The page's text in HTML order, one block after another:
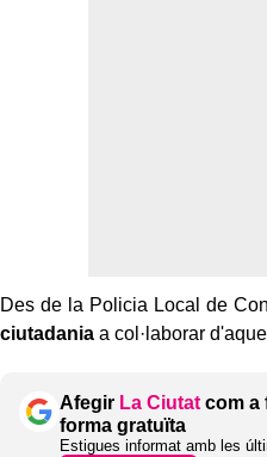
Des de la Policia Local de
ciutadania a col·laborar
Afegir La Ciutatcom a
forma gratuïta
Estigues informat amb les